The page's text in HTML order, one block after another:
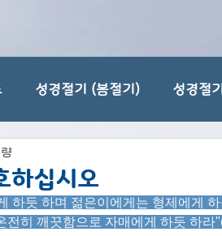
성경절기 (봄절기) 성경절
하십시오
하듯 하며 젊은이에게는 형제에게
히 깨끗함으로 자매에게 하듯 하라